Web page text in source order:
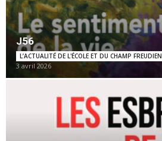
J56
L’ACTUALITÉ DE L'ÉCOLE ET DU CHAMP FREUDIEN
3 avril 2026